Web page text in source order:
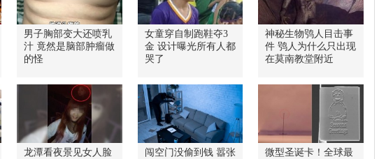
男子胸部变大还喷乳
汁 竟然是脑部肿瘤做
的怪
女童穿自制跑鞋夺3
金 设计曝光所有人都
哭了
神秘生物鸮人目击事
件 鸮人为什么只出现
在莫南教堂附近
龙潭看夜景见女人脸
闯空门没偷到钱 嚣张
微型圣诞卡！全球最